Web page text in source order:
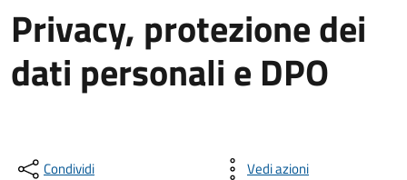
Privacy, protezione dei
dati personali e DPO
Condividi Vedi azioni